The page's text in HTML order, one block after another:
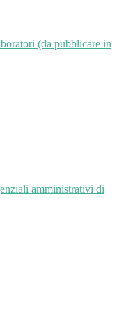
(da pubblicare in
amministrativi di